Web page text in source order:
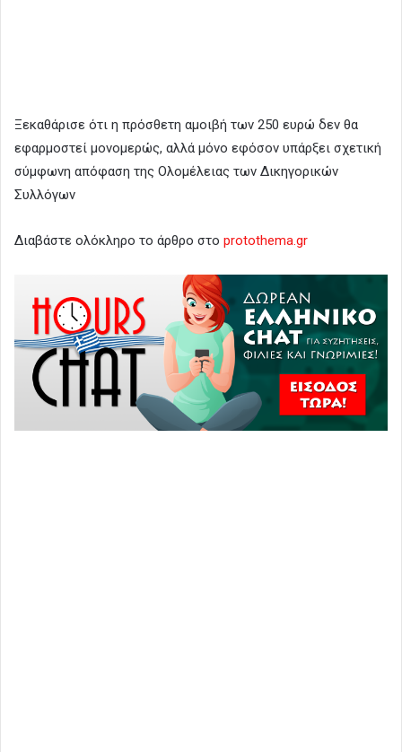
Ξεκαθάρισε ότι η πρόσθετη αμοιβή των 250 ευρώ δεν θα
εφαρμοστεί μονομερώς, αλλά μόνο εφόσον υπάρξει σχετική
σύμφωνη απόφαση της Ολομέλειας των Δικηγορικών
Συλλόγων
Διαβάστε ολόκληρο το άρθρο στο protothema.gr